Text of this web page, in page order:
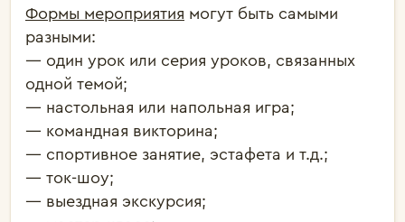
Формы мероприятия могут быть самыми
разными:
— один урок или серия уроков, связанных
одной темой;
— настольная или напольная игра;
— командная викторина;
— спортивное занятие, эстафета и т.д.;
— ток-шоу;
— выездная экскурсия;